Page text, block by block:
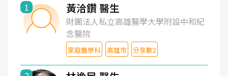
1 黃洽鑽 醫生
財團法人私立高雄醫學大學附設中和紀
念醫院
家庭醫學科 高雄市 分享數2